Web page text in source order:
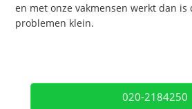
en met onze vakmensen werkt dan is
problemen klein.
020-2184250